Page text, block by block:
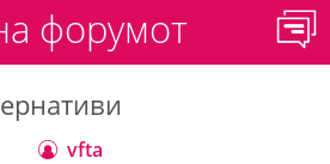
форумот
vfta